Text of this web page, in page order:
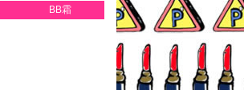
BB霜